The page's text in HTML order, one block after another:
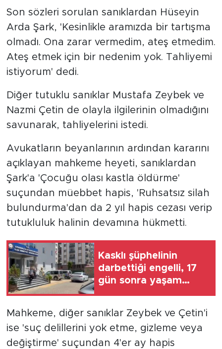
Son sözleri sorulan sanıklardan Hüseyin
Arda Şark, 'Kesinlikle aramızda bir tartışma
olmadı. Ona zarar vermedim, ateş etmedim.
Ateş etmek için bir nedenim yok. Tahliyemi
istiyorum' dedi.
Diğer tutuklu sanıklar Mustafa Zeybek ve
Nazmi Çetin de olayla ilgilerinin olmadığını
savunarak, tahliyelerini istedi.
Avukatların beyanlarının ardından kararını
açıklayan mahkeme heyeti, sanıklardan
Şark'a 'Çocuğu olası kastla öldürme'
suçundan müebbet hapis, 'Ruhsatsız silah
bulundurma'dan da 2 yıl hapis cezası verip
tutukluluk halinin devamına hükmetti.
Kasklı şüphelinin
darbettiği engelli, 17
gün sonra yaşam
Mahkeme, diğer sanıklar Zeybek ve Çetin'i
ise 'suç delillerini yok etme, gizleme veya
değiştirme' suçundan 4'er ay hapis